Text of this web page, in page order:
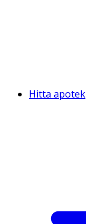
Hitta apotek